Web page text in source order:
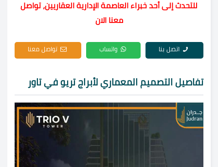
للتحدث إلى أحد خبراء العاصمة الإدارية العقاريين، تواصل
معنا الان
اتصل بنا واتساب تواصل معنا
تفاصيل التصميم المعماري لأبراج تريو في تاور